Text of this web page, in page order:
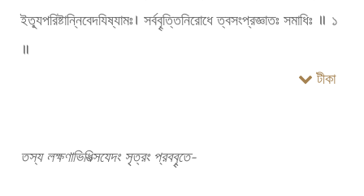
ইত্যূপরিষ্টান্নিবেদযিষ্যামঃ। সর্ববৄত্তিনিরোধে ত্বসংপ্রজ্ঞাতঃ সমাধিঃ ॥ ১
॥
টীকা
তস্য লক্ষণাভিধিত্সযেদং সৃত্রং প্রববৄতে-